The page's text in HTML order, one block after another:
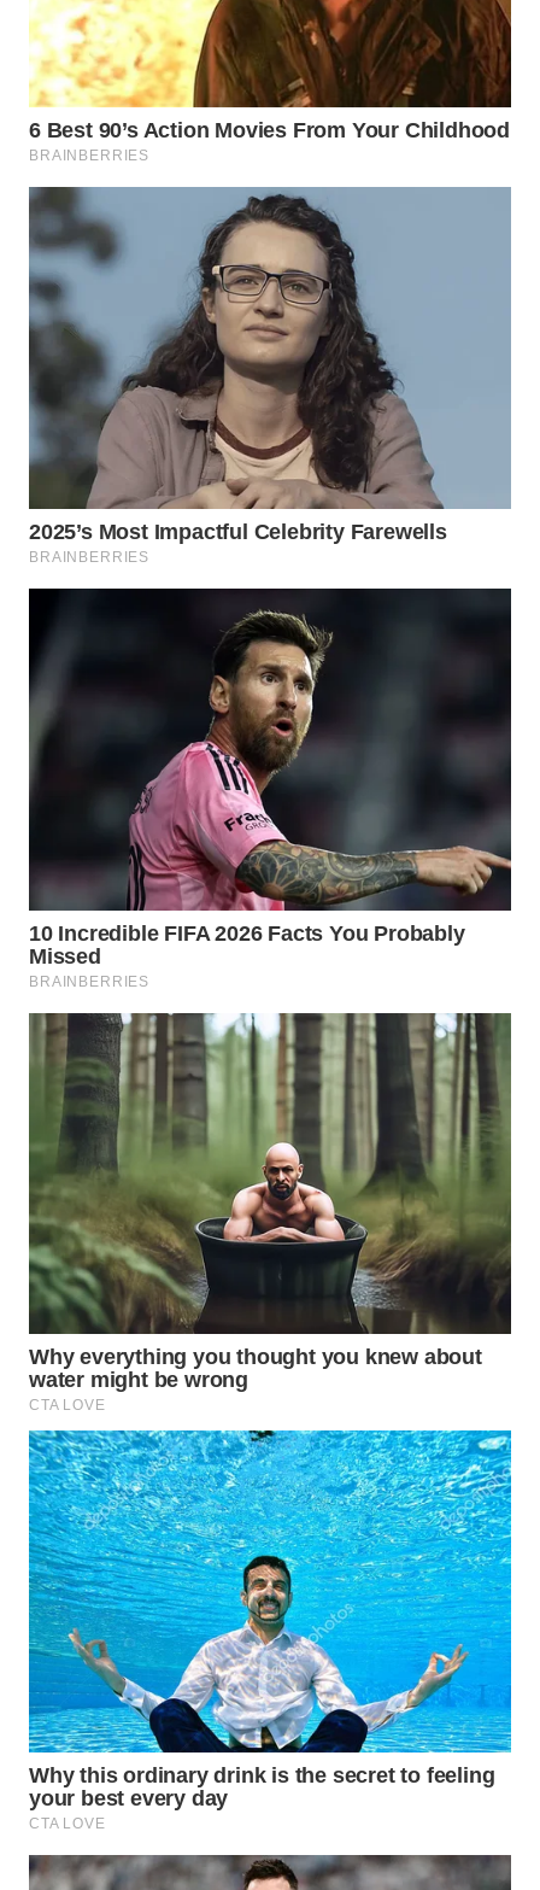
WN
SIMALUNGUN
WN
LABUHANBATU
WN
TAPANULI
TENGAH
WN DELI
SERDANG
TEBING
TINGGI
WN
PAKPAK
WN
TAPANULI
UTARA
WN
SAMOSIR
WN
PADANG
LAWAS
WN
SUMEDANG
WN
CIANJUR
WN
KEPULAUAN
SERIBU
WN
TANGERANG
BINJAI
WN
CIREBON
WN